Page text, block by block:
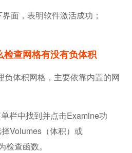
面，表明软件激活成功；
查网格有没有负体积
体积网格，主要依靠内置的网
栏中找到并点击Examine功
Volumes（体积）或
查函数。